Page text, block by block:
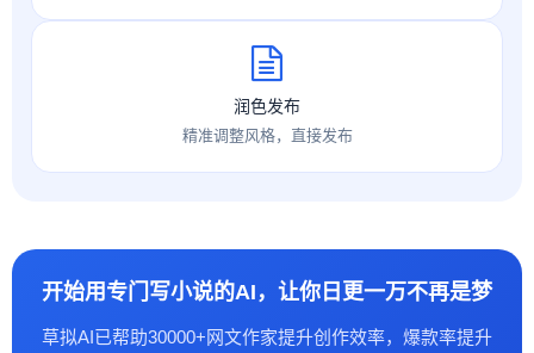
润色发布
精准调整风格，直接发布
开始用专门写小说的AI，让你日更一万不再是梦
草拟AI已帮助30000+网文作家提升创作效率，爆款率提升